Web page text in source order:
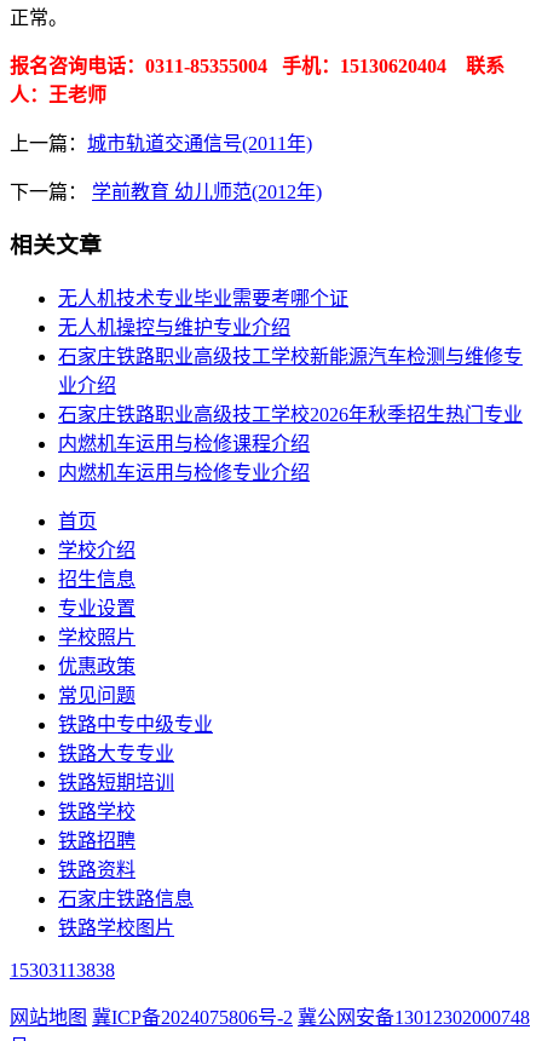
正常。
报名咨询电话：0311-85355004 手机：15130620404 联系
人：王老师
上一篇： 城市轨道交通信号(2011年)
下一篇： 学前教育 幼儿师范(2012年)
相关文章
无人机技术专业毕业需要考哪个证
​无人机操控与维护专业介绍
石家庄铁路职业高级技工学校新能源汽车检测与维修专
业介绍
石家庄铁路职业高级技工学校2026年秋季招生热门专业
内燃机车运用与检修课程介绍
内燃机车运用与检修专业介绍
首页
学校介绍
招生信息
专业设置
学校照片
优惠政策
常见问题
铁路中专中级专业
铁路大专专业
铁路短期培训
铁路学校
铁路招聘
铁路资料
石家庄铁路信息
铁路学校图片
15303113838
网站地图 冀ICP备2024075806号-2 冀公网安备13012302000748